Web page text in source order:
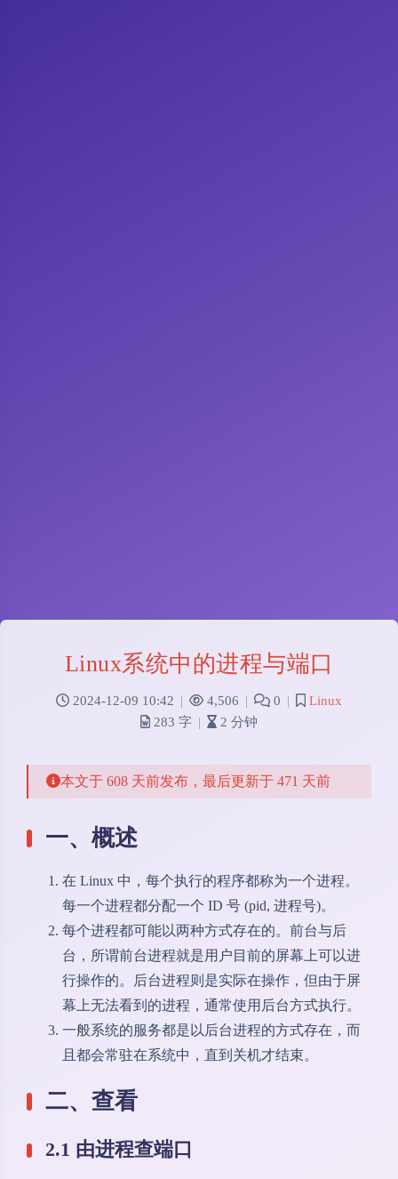
Linux系统中的进程与端口
2024-12-09 10:42 | 4,506 | 0 |
Linux
283 字 | 2 分钟
本文于 608 天前发布，最后更新于 471 天前
一、概述
在 Linux 中，每个执行的程序都称为一个进程。
每一个进程都分配一个 ID 号 (pid, 进程号)。
每个进程都可能以两种方式存在的。前台与后
台，所谓前台进程就是用户目前的屏幕上可以进
行操作的。后台进程则是实际在操作，但由于屏
幕上无法看到的进程，通常使用后台方式执行。
一般系统的服务都是以后台进程的方式存在，而
且都会常驻在系统中，直到关机才结束。
二、查看
2.1 由进程查端口